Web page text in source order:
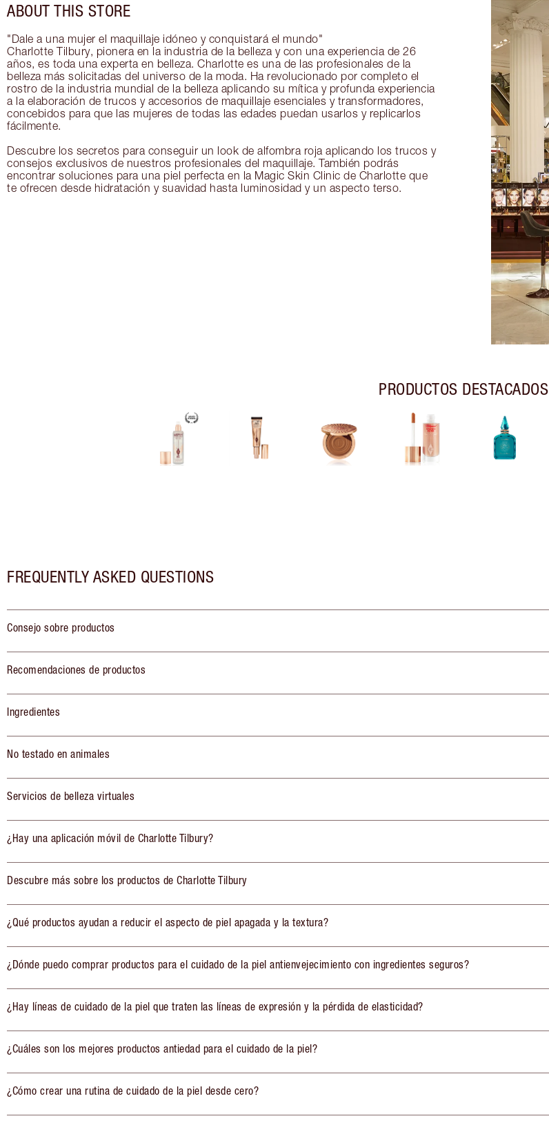
ABOUT THIS STORE
"Dale a una mujer el maquillaje idóneo y conquistará el mundo"
Charlotte Tilbury, pionera en la industria de la belleza y con una experiencia de 26
años, es toda una experta en belleza. Charlotte es una de las profesionales de la
belleza más solicitadas del universo de la moda. Ha revolucionado por completo el
rostro de la industria mundial de la belleza aplicando su mítica y profunda experiencia
a la elaboración de trucos y accesorios de maquillaje esenciales y transformadores,
concebidos para que las mujeres de todas las edades puedan usarlos y replicarlos
fácilmente.
Descubre los secretos para conseguir un look de alfombra roja aplicando los trucos y
consejos exclusivos de nuestros profesionales del maquillaje. También podrás
encontrar soluciones para una piel perfecta en la Magic Skin Clinic de Charlotte que
te ofrecen desde hidratación y suavidad hasta luminosidad y un aspecto terso.
PRODUCTOS DESTACADOS
FREQUENTLY ASKED QUESTIONS
Consejo sobre productos
Recomendaciones de productos
Ingredientes
No testado en animales
Servicios de belleza virtuales
¿Hay una aplicación móvil de Charlotte Tilbury?
Descubre más sobre los productos de Charlotte Tilbury
¿Qué productos ayudan a reducir el aspecto de piel apagada y la textura?
¿Dónde puedo comprar productos para el cuidado de la piel antienvejecimiento con ingredientes seguros?
¿Hay líneas de cuidado de la piel que traten las líneas de expresión y la pérdida de elasticidad?
¿Cuáles son los mejores productos antiedad para el cuidado de la piel?
¿Cómo crear una rutina de cuidado de la piel desde cero?